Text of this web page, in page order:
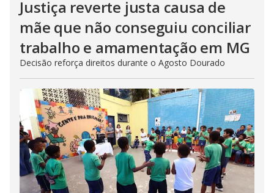
Justiça reverte justa causa de
mãe que não conseguiu conciliar
trabalho e amamentação em MG
Decisão reforça direitos durante o Agosto Dourado